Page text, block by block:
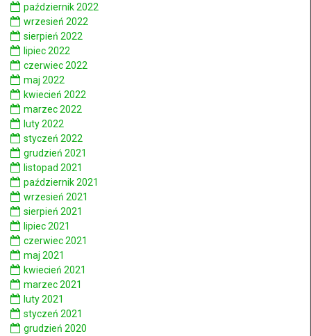
październik 2022
wrzesień 2022
sierpień 2022
lipiec 2022
czerwiec 2022
maj 2022
kwiecień 2022
marzec 2022
luty 2022
styczeń 2022
grudzień 2021
listopad 2021
październik 2021
wrzesień 2021
sierpień 2021
lipiec 2021
czerwiec 2021
maj 2021
kwiecień 2021
marzec 2021
luty 2021
styczeń 2021
grudzień 2020